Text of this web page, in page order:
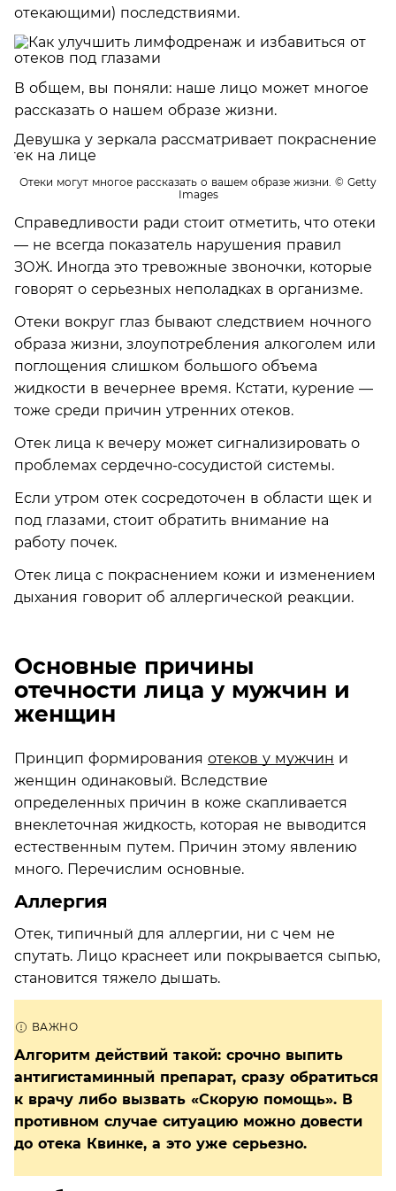
отекающими) последствиями.
В общем, вы поняли: наше лицо может многое
рассказать о нашем образе жизни.
Отеки могут многое рассказать о вашем образе жизни. © Getty
Images
Справедливости ради стоит отметить, что отеки
— не всегда показатель нарушения правил
ЗОЖ. Иногда это тревожные звоночки, которые
говорят о серьезных неполадках в организме.
Отеки вокруг глаз бывают следствием ночного
образа жизни, злоупотребления алкоголем или
поглощения слишком большого объема
жидкости в вечернее время. Кстати, курение —
тоже среди причин утренних отеков.
Отек лица к вечеру может сигнализировать о
проблемах сердечно-сосудистой системы.
Если утром отек сосредоточен в области щек и
под глазами, стоит обратить внимание на
работу почек.
Отек лица с покраснением кожи и изменением
дыхания говорит об аллергической реакции.
Основные причины
отечности лица у мужчин и
женщин
Принцип формирования отеков у мужчин и
женщин одинаковый. Вследствие
определенных причин в коже скапливается
внеклеточная жидкость, которая не выводится
естественным путем. Причин этому явлению
много. Перечислим основные.
Аллергия
Отек, типичный для аллергии, ни с чем не
спутать. Лицо краснеет или покрывается сыпью,
становится тяжело дышать.
Алгоритм действий такой: срочно выпить
антигистаминный препарат, сразу обратиться
к врачу либо вызвать «Скорую помощь». В
противном случае ситуацию можно довести
до отека Квинке, а это уже серьезно.